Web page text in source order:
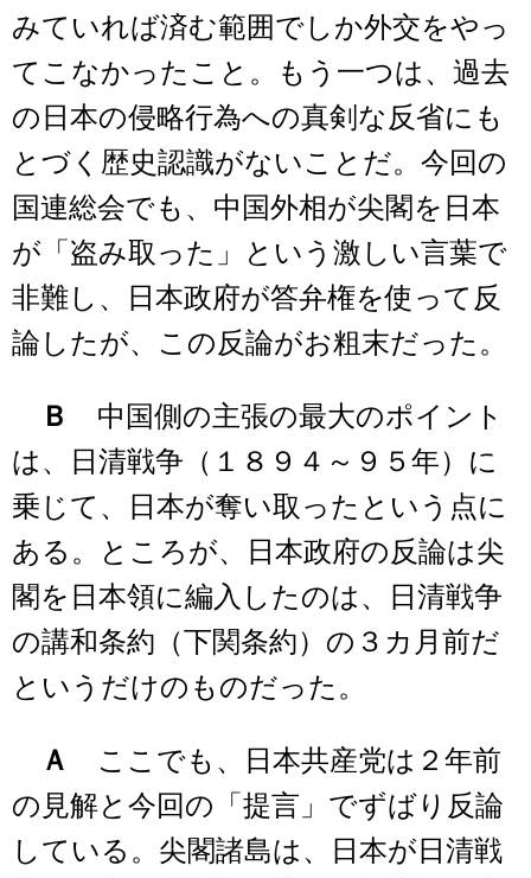
みていれば済む範囲でしか外交をやっ
てこなかったこと。もう一つは、過去
の日本の侵略行為への真剣な反省にも
とづく歴史認識がないことだ。今回の
国連総会でも、中国外相が尖閣を日本
が「盗み取った」という激しい言葉で
非難し、日本政府が答弁権を使って反
論したが、この反論がお粗末だった。
Ｂ
中国側の主張の最大のポイント
は、日清戦争（１８９４～９５年）に
乗じて、日本が奪い取ったという点に
ある。ところが、日本政府の反論は尖
閣を日本領に編入したのは、日清戦争
の講和条約（下関条約）の３カ月前だ
というだけのものだった。
Ａ
ここでも、日本共産党は２年前
の見解と今回の「提言」でずばり反論
している。尖閣諸島は、日本が日清戦